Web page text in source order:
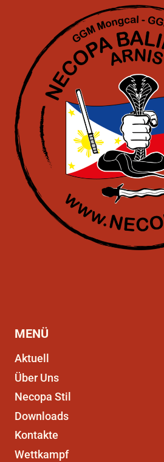
MENÜ
Aktuell
Über Uns
Necopa Stil
Downloads
Kontakte
Wettkampf